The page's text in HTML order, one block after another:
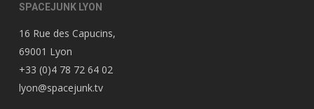
SPACEJUNK LYON
16 Rue des Capucins,
69001 Lyon
+33 (0)4 78 72 64 02
lyon@spacejunk.tv